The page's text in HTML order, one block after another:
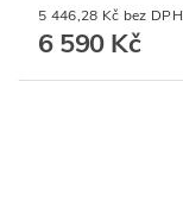
5 446,28 Kč bez DPH
6 590 Kč